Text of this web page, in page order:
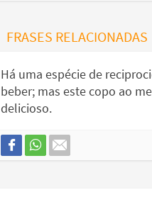
FRASES RELACIONADAS
Há uma espécie de
beber; mas este copo ao
delicioso.